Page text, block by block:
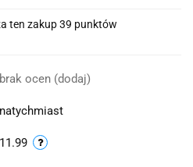
ten zakup 39 punktów
brak ocen (dodaj)
natychmiast
11.99